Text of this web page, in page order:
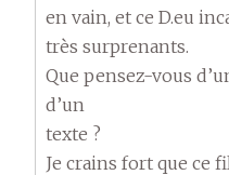
en vain, et ce D.eu
très surprenants.
Que pensez-vous
d’un
texte ?
Je crains fort que ce